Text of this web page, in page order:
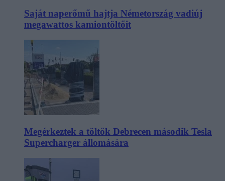
Saját naperőmű hajtja Németország vadiúj
megawattos kamiontöltőit
Megérkeztek a töltők Debrecen második Tesla
Supercharger állomására